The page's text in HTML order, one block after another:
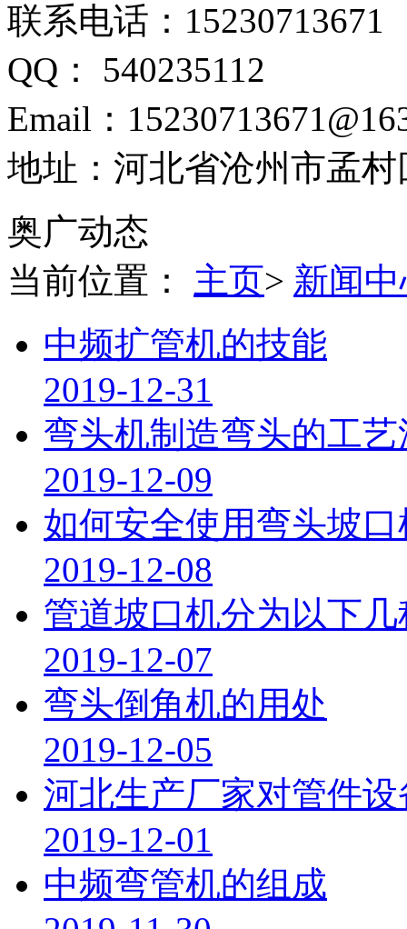
联系电话：15230713671
QQ： 540235112
Email：
地址：河北省沧州市孟
奥广动态
当前位置： 主页> 新闻
中频扩管机的技能
2019-12-31
弯头机制造弯头的工艺
2019-12-09
如何安全使用弯头坡口
2019-12-08
管道坡口机分为以下
2019-12-07
弯头倒角机的用处
2019-12-05
河北生产厂家对管件
2019-12-01
中频弯管机的组成